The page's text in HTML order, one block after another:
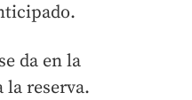
se da en la
reserva.